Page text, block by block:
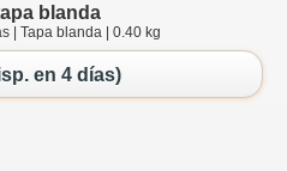
blanda
| Tapa blanda | 0.40 kg
en 4 días)